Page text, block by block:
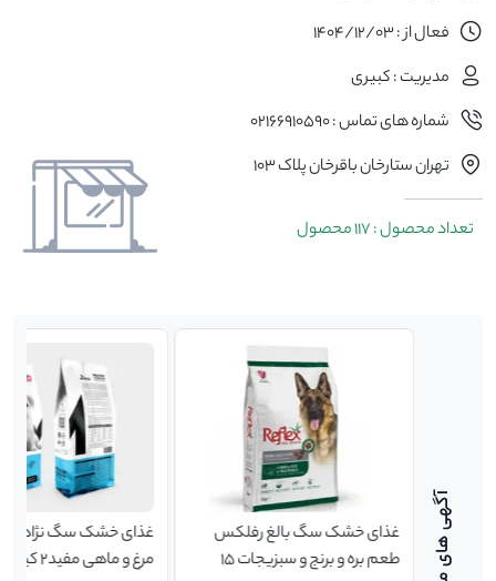
فعال از : 1404/12/03
مدیریت : کبیری
شماره های تماس : 02166910590
تهران ستارخان باقرخان پلاک 103
تعداد محصول : 117 محصول
غذای خشک سگ بالغ رفلکس
طعم بره و برنج و سبزیجات 15
مرغ و ماهی مفید2 کیلوگرمی